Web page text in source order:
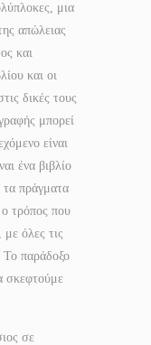
μια
απώλειας
και
και οι
δικές τους
μπορεί
είναι
ένα βιβλίο
τα πράγματα
ο τρόπος που
όλες τις
Το παράδοξο
σκεφτούμε
σε